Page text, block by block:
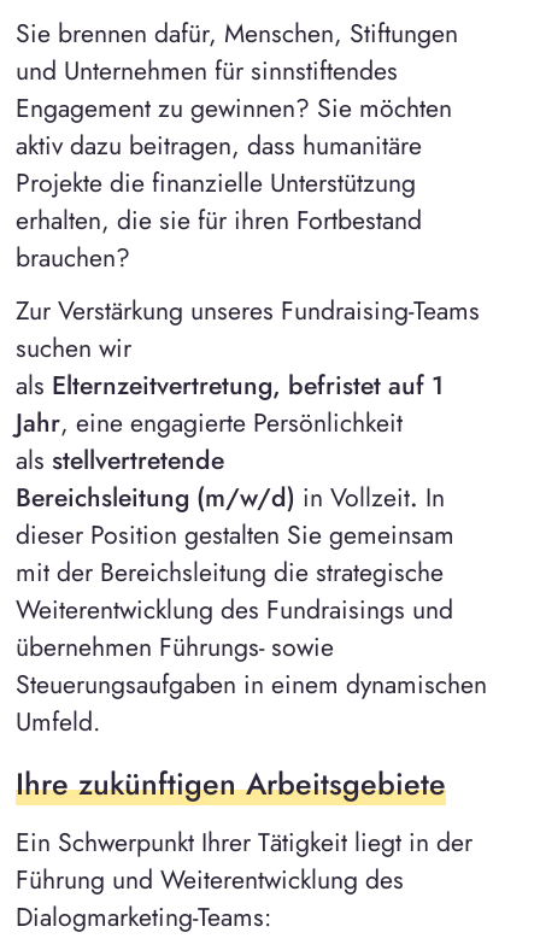
Sie brennen dafür, Menschen, Stiftungen
und Unternehmen für sinnstiftendes
Engagement zu gewinnen? Sie möchten
aktiv dazu beitragen, dass humanitäre
Projekte die finanzielle Unterstützung
erhalten, die sie für ihren Fortbestand
brauchen?
Zur Verstärkung unseres Fundraising-Teams
suchen wir
als Elternzeitvertretung, befristet auf 1
Jahr, eine engagierte Persönlichkeit
als stellvertretende
Bereichsleitung (m/w/d) in Vollzeit. In
dieser Position gestalten Sie gemeinsam
mit der Bereichsleitung die strategische
Weiterentwicklung des Fundraisings und
übernehmen Führungs- sowie
Steuerungsaufgaben in einem dynamischen
Umfeld.
Ihre zukünftigen Arbeitsgebiete
Ein Schwerpunkt Ihrer Tätigkeit liegt in der
Führung und Weiterentwicklung des
Dialogmarketing-Teams: